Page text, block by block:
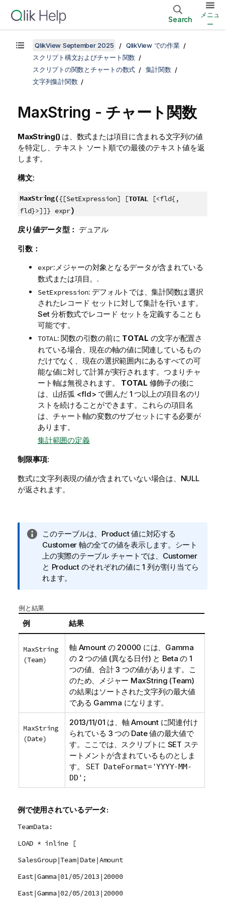
Search
メニュ
ー
QlikView September 2025
QlikView での作業
スクリプト構文およびチャート関数
スクリプトの関数とチャートの数式
集計関数
文字列集計関数
MaxString - チャート関数
MaxString()は、数式または項目に含まれる文字列の値
を特定し、テキスト ソート順での最後のテキスト値を返
します。
構文:
MaxString({[SetExpression] [TOTAL[<fld{,
fld}>]]} expr)
戻り値データ型： デュアル
引数：
expr:メジャーの対象となるデータが含まれている
数式または項目。.
SetExpression: デフォルトでは、集計関数は選択
されたレコード セットに対して集計を行います。
Set 分析数式でレコード セットを定義することも
可能です。
TOTAL: 関数の引数の前に TOTAL の文字が配置さ
れている場合、現在の軸の値に関連しているもの
だけでなく、現在の選択範囲内にあるすべての可
能な値に対して計算が実行されます。つまりチャ
ート軸は無視されます。 TOTAL 修飾子の後に
は、山括弧 <fld> で囲んだ 1 つ以上の項目名のリ
ストを続けることができます。これらの項目名
は、チャート軸の変数のサブセットにする必要が
あります。
集計範囲の定義
制限事項:
数式に文字列表現の値が含まれていない場合は、 NULL
が返されます。
情
報
メ
モ
このテーブルは、 Product値に対応する
Customer 軸の全ての値を表示します。シート
上の実際のテーブル チャートでは、 Customer
と Productのそれぞれの値に 1 列が割り当てら
れます。
例と結果
例 結果
MaxString
(Team)
軸 Amount の 20000 には、 Gamma
の 2 つの値 (異なる日付) と Beta の 1
つの値、合計 3 つの値があります。こ
のため、メジャー MaxString (Team)
の結果はソートされた文字列の最大値
である Gamma になります。
MaxString
(Date)
2013/11/01 は、軸Amountに関連付け
られている 3 つの Date値の最大値で
す。ここでは、スクリプトに SET ステ
ートメントが含まれているものとしま
す。 SET DateFormat='YYYY-MM-
DD';
例で使用されているデータ:
TeamData:
LOAD * inline [
SalesGroup|Team|Date|Amount
East|Gamma|01/05/2013|20000
East|Gamma|02/05/2013|20000